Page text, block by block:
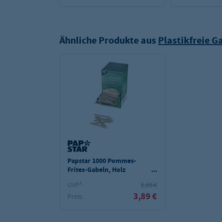
Ähnliche Produkte aus Plastikfreie
Papstar 1000 Pommes-
Frites-Gabeln, Holz
UVP²:
5,65 €
Preis:
3,89 €